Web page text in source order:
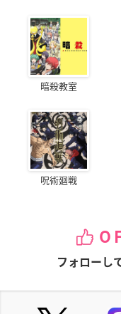
暗殺教室
呪術廻戦
フォローし